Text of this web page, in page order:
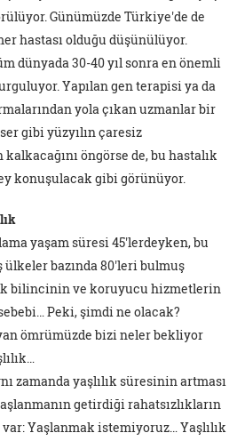
Günümüzde Türkiye'de de
hastası olduğu düşünülüyor.
dünyada 30-40 yıl sonra en önemli
Yapılan gen terapisi ya da
yola çıkan uzmanlar bir
gibi yüzyılın çaresiz
öngörse de, bu hastalık
konuşulacak gibi görünüyor.
yaşam süresi 45'lerdeyken, bu
bazında 80'leri bulmuş
bilincinin ve koruyucu hizmetlerin
Peki, şimdi ne olacak?
ömrümüzde bizi neler bekliyor
zamanda yaşlılık süresinin artması
getirdiği rahatsızlıkların
Yaşlanmak istemiyoruz… Yaşlılık